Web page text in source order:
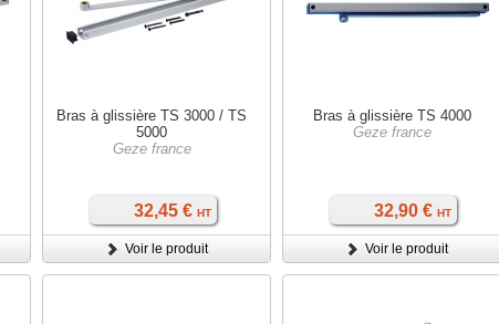
Bras à glissière TS 3000 / TS
5000
Geze france
32,45 € HT
Voir le produit
Bras à glissière TS 4000
Geze france
32,90 € HT
Voir le produit